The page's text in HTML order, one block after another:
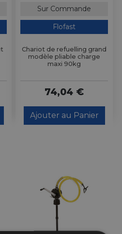
Sur Commande
Flofast
Chariot de refuelling grand
modèle pliable charge
maxi 90kg
74,04 €
Ajouter au Panier